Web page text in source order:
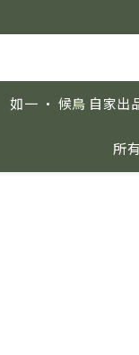
安眠熟睡、穩
安眠熟睡、穩
如一 · 候鳥 自家出
所